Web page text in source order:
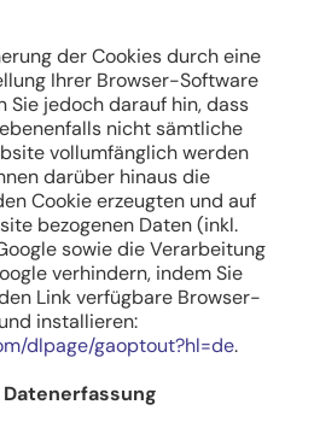
der Cookies durch eine
Ihrer Browser-Software
Sie jedoch darauf hin, dass
nicht sämtliche
vollumfänglich werden
darüber hinaus die
Cookie erzeugten und auf
bezogenen Daten (inkl.
sowie die Verarbeitung
verhindern, indem Sie
Link verfügbare Browser-
installieren:
dlpage/gaoptout?hl=de.